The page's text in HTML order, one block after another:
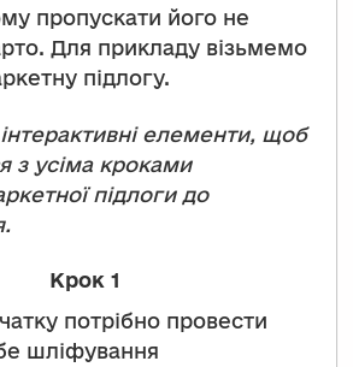
пропускати його не
Для прикладу візьмемо
підлогу.
елементи, щоб
з усіма кроками
підлоги до
Крок 1
потрібно провести
шліфування